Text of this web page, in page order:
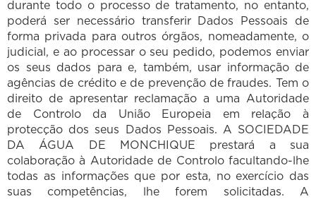
durante todo o processo de tratamento, no entanto,
poderá ser necessário transferir Dados Pessoais de
forma privada para outros órgãos, nomeadamente, o
judicial, e ao processar o seu pedido, podemos enviar
os seus dados para e, também, usar informação de
agências de crédito e de prevenção de fraudes. Tem o
direito de apresentar reclamação a uma Autoridade
de Controlo da União Europeia em relação à
protecção dos seus Dados Pessoais. A SOCIEDADE
DA ÁGUA DE MONCHIQUE prestará a sua
colaboração à Autoridade de Controlo facultando-lhe
todas as informações que por esta, no exercício das
suas competências, lhe forem solicitadas. A